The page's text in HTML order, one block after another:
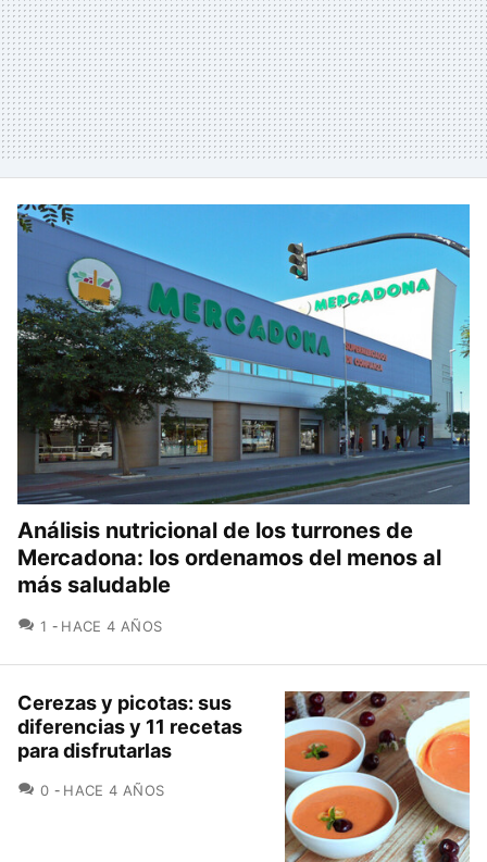
Análisis nutricional de los turrones de
Mercadona: los ordenamos del menos al
más saludable
1 COMENTARIOS
HACE 4 AÑOS
Cerezas y picotas: sus
diferencias y 11 recetas
para disfrutarlas
0 COMENTARIOS
HACE 4 AÑOS